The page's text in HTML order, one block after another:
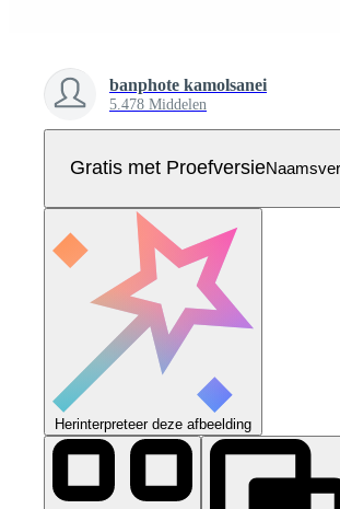
banphote kamolsanei
5.478 Middelen
Gratis met Proefversie
Herinterpreteer deze afbeelding